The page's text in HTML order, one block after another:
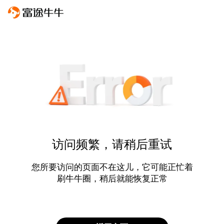
访问频繁，请稍后重试
您所要访问的页面不在这儿，它可能正忙着
刷牛牛圈，稍后就能恢复正常